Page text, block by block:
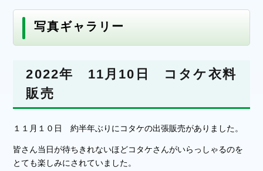
写真ギャラリー
2022年 11月10日 コタケ衣料
販売
１１月１０日 約半年ぶりにコタケの出張販売がありました。
皆さん当日が待ちきれないほどコタケさんがいらっしゃるのを
とても楽しみにされていました。